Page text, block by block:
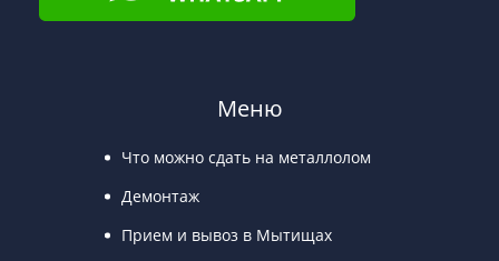
Меню
Что можно сдать на металлолом
Демонтаж
Прием и вывоз в Мытищах